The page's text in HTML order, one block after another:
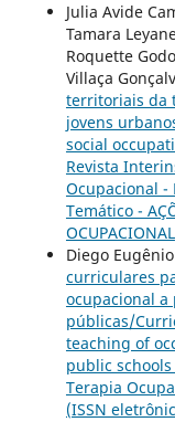
Julia Avide
Tamara
Roquette
Villaça
territoriais da
jovens
social
Revista
Ocupacional -
Temático -
OCUPACIONAL
Diego
curriculares
ocupacional a
públicas/
teaching of
public schools
Terapia
(ISSN